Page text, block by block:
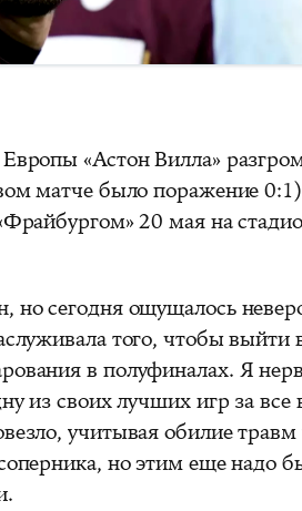
«Астон Вилла»
матче было поражение
20 мая на
сегодня ощущалось
того, чтобы выйти
в полуфиналах. Я
из своих лучших игр за все
учитывая обилие травм
но этим еще надо